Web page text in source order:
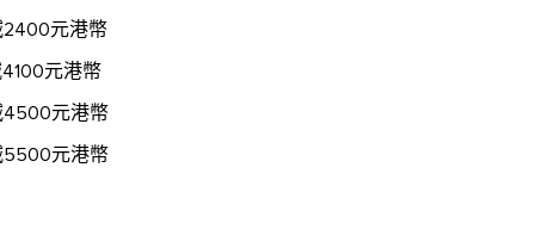
元港幣
元港幣
元港幣
5500元港幣